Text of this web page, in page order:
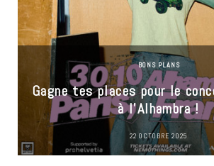
BONS PLANS
Gagne tes places pour le
à l’Alhambra !
22 OCTOBRE 2025